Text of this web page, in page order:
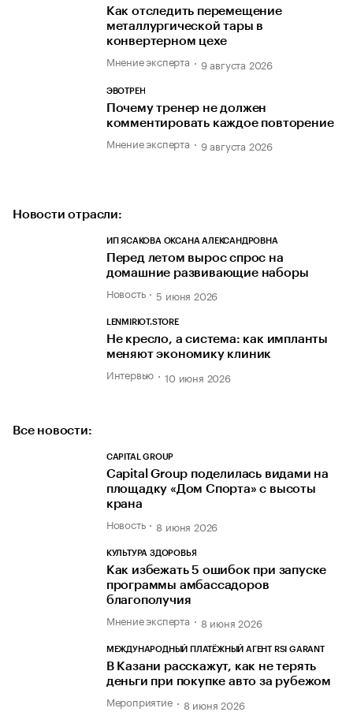
Как отследить перемещение
металлургической тары в
конвертерном цехе
Мнение эксперта 9 августа 2026
ЭВОТРЕН
Почему тренер не должен
комментировать каждое повторение
Мнение эксперта 9 августа 2026
Новости отрасли:
ИП ЯСАКОВА ОКСАНА АЛЕКСАНДРОВНА
Перед летом вырос спрос на
домашние развивающие наборы
Новость 5 июня 2026
LENMIRIOT.STORE
Не кресло, а система: как импланты
меняют экономику клиник
Интервью 10 июня 2026
Все новости:
CAPITAL GROUP
Capital Group поделилась видами на
площадку «Дом Спорта» с высоты
крана
Новость 8 июня 2026
КУЛЬТУРА ЗДОРОВЬЯ
Как избежать 5 ошибок при запуске
программы амбассадоров
благополучия
Мнение эксперта 8 июня 2026
МЕЖДУНАРОДНЫЙ ПЛАТЁЖНЫЙ АГЕНТ RSI GARANT
В Казани расскажут, как не терять
деньги при покупке авто за рубежом
Мероприятие 8 июня 2026